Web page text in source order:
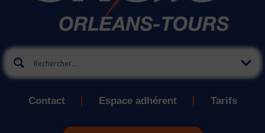
Contact Espace adhérent Tarifs